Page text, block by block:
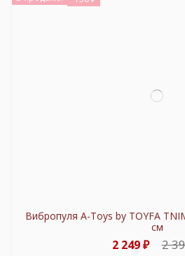
Вибропуля A-Toys by TOYFA
см
2 249 ₽ 2